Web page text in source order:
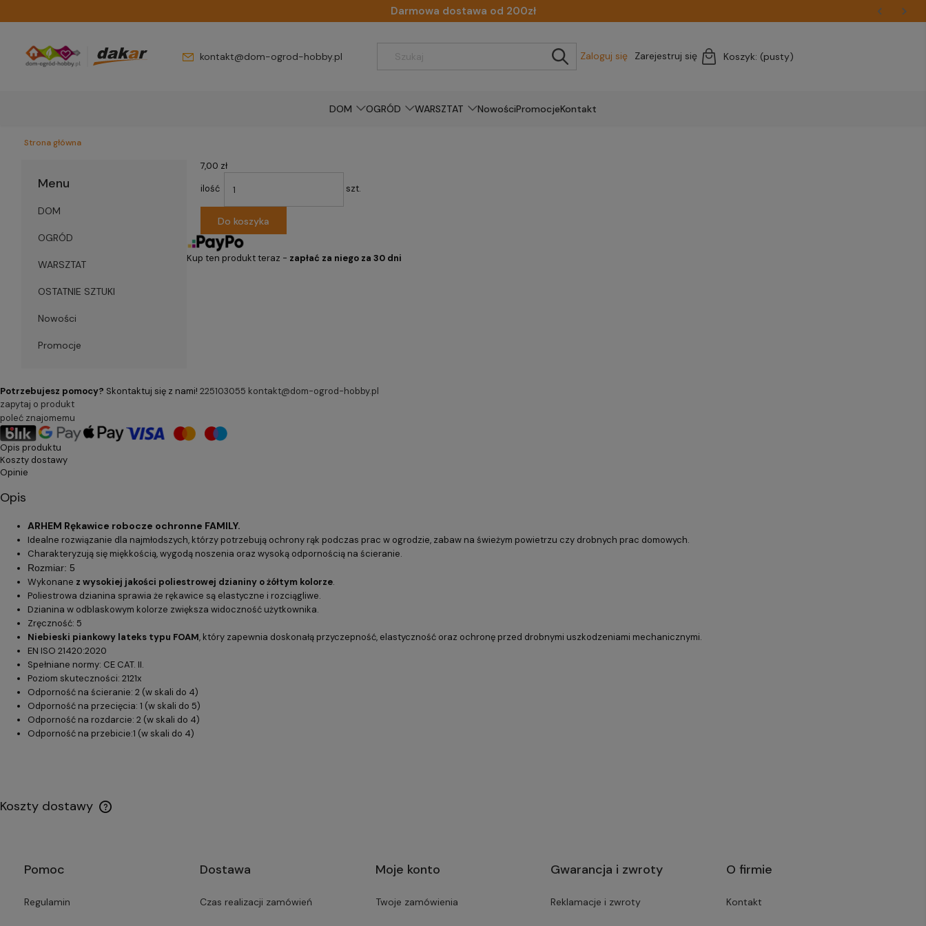
Darmowa dostawa od 200zł
kontakt@dom-ogrod-hobby.pl Zaloguj się Zarejestruj się Koszyk: (pusty)
DOM OGRÓD WARSZTAT NowościPromocjeKontakt
Strona główna
Menu
DOM
OGRÓD
WARSZTAT
OSTATNIE SZTUKI
Nowości
Promocje
7,00 zł
ilość
szt.
Do koszyka
Kup ten produkt teraz - zapłać za niego za 30 dni
Potrzebujesz pomocy? Skontaktuj się z nami! 225103055 kontakt@dom-ogrod-hobby.pl
zapytaj o produkt
poleć znajomemu
Opis produktu
Koszty dostawy
Opinie
Opis
ARHEM Rękawice robocze ochronne FAMILY.
Idealne rozwiązanie dla najmłodszych, którzy potrzebują ochrony rąk podczas prac w ogrodzie, zabaw na świeżym powietrzu czy drobnych prac domowych.
Charakteryzują się miękkością, wygodą noszenia oraz wysoką odpornością na ścieranie.
Rozmiar: 5
Wykonane z wysokiej jakości poliestrowej dzianiny o żółtym kolorze.
Poliestrowa dzianina sprawia że rękawice są elastyczne i rozciągliwe.
Dzianina w odblaskowym kolorze zwiększa widoczność użytkownika.
Zręczność: 5
Niebieski piankowy lateks typu FOAM, który zapewnia doskonałą przyczepność, elastyczność oraz ochronę przed drobnymi uszkodzeniami mechanicznymi.
EN ISO 21420:2020
Spełniane normy: CE CAT. II.
Poziom skuteczności: 2121x
Odporność na ścieranie: 2 (w skali do 4)
Odporność na przecięcia: 1 (w skali do 5)
Odporność na rozdarcie: 2 (w skali do 4)
Odporność na przebicie:1 (w skali do 4)
Koszty dostawy
Pomoc
Regulamin
Dostawa
Czas realizacji zamówień
Moje konto
Twoje zamówienia
Gwarancja i zwroty
Reklamacje i zwroty
O firmie
Kontakt